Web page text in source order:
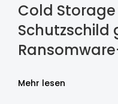
Cold
Schutzschild
Mehr lesen